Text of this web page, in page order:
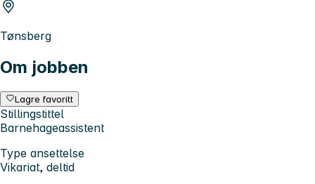
Tønsberg
Om jobben
Lagre favoritt
Stillingstittel
Barnehageassistent
Type ansettelse
Vikariat, deltid